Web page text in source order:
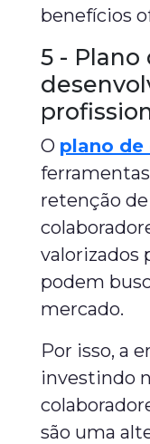
benefícios
5 - Plano
O plano de
retenção
valorizados
podem
mercado.
Por isso, a
investindo
são uma